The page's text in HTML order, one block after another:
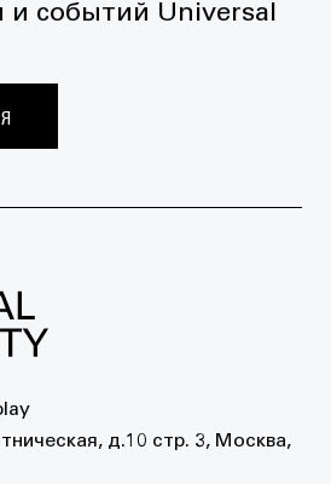
и событий Universal
д.10 стр. 3, Москва,